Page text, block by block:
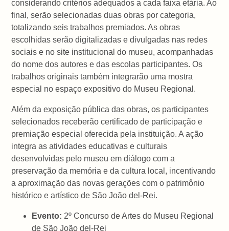
considerando critérios adequados a cada faixa etária. Ao
final, serão selecionadas duas obras por categoria,
totalizando seis trabalhos premiados. As obras
escolhidas serão digitalizadas e divulgadas nas redes
sociais e no site institucional do museu, acompanhadas
do nome dos autores e das escolas participantes. Os
trabalhos originais também integrarão uma mostra
especial no espaço expositivo do Museu Regional.
Além da exposição pública das obras, os participantes
selecionados receberão certificado de participação e
premiação especial oferecida pela instituição. A ação
integra as atividades educativas e culturais
desenvolvidas pelo museu em diálogo com a
preservação da memória e da cultura local, incentivando
a aproximação das novas gerações com o patrimônio
histórico e artístico de São João del-Rei.
Evento: 2º Concurso de Artes do Museu Regional
de São João del-Rei